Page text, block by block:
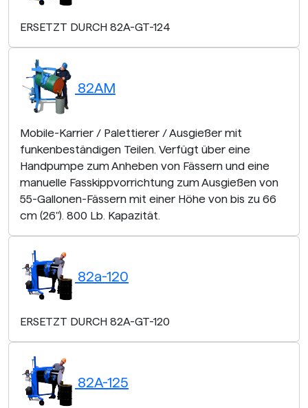
ERSETZT DURCH 82A-GT-124
82AM
Mobile-Karrier / Palettierer / Ausgießer mit
funkenbeständigen Teilen. Verfügt über eine
Handpumpe zum Anheben von Fässern und eine
manuelle Fasskippvorrichtung zum Ausgießen von
55-Gallonen-Fässern mit einer Höhe von bis zu 66
cm (26"). 800 Lb. Kapazität.
82a-120
ERSETZT DURCH 82A-GT-120
82A-125